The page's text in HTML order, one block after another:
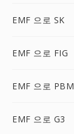
EMF 으로 SK
EMF 으로 FIG
EMF 으로 PBM
EMF 으로 G3